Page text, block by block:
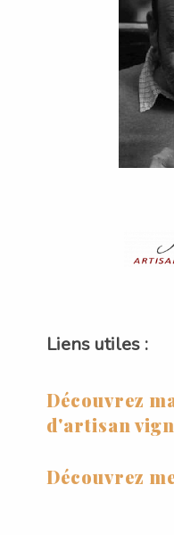
Liens utiles :
Découvrez
d'artisan
Découvrez